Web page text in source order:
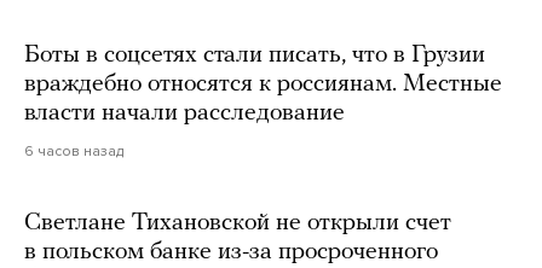
Боты в соцсетях стали писать, что в Грузии
враждебно относятся к россиянам. Местные
власти начали расследование
6 часов назад
Светлане Тихановской не открыли счет
в польском банке из-за просроченного